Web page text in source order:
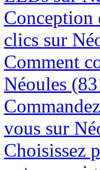
Conception
clics sur
Comment
Néoules
vous sur
Choisissez